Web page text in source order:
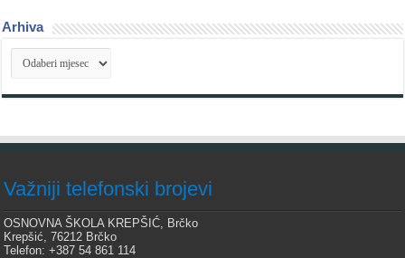
Arhiva
Arhiva
Važniji telefonski brojevi
OSNOVNA ŠKOLA KREPŠIĆ, Brčko
Krepšić, 76212 Brčko
Telefon: +387 54 861 114